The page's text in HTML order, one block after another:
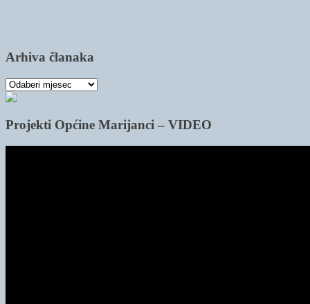
Arhiva članaka
Arhiva
članaka
Projekti Općine Marijanci – VIDEO